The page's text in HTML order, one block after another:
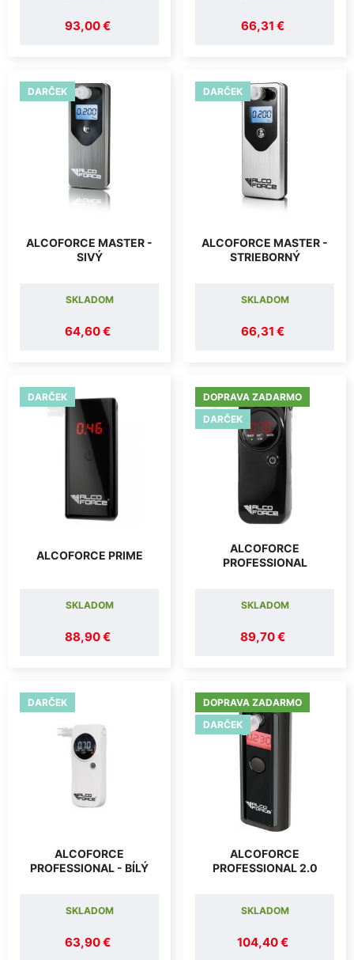
93,00 € 66,31 €
DARČEK
ALCOFORCE MASTER -
SIVÝ
64,60 €
SKLADOM
DARČEK
ALCOFORCE MASTER -
STRIEBORNÝ
66,31 €
SKLADOM
DARČEK
ALCOFORCE PRIME
88,90 €
SKLADOM
DOPRAVA ZADARMO
DARČEK
ALCOFORCE
PROFESSIONAL
89,70 €
SKLADOM
DARČEK
ALCOFORCE
PROFESSIONAL - BÍLÝ
63,90 €
SKLADOM
DOPRAVA ZADARMO
DARČEK
ALCOFORCE
PROFESSIONAL 2.0
104,40 €
SKLADOM